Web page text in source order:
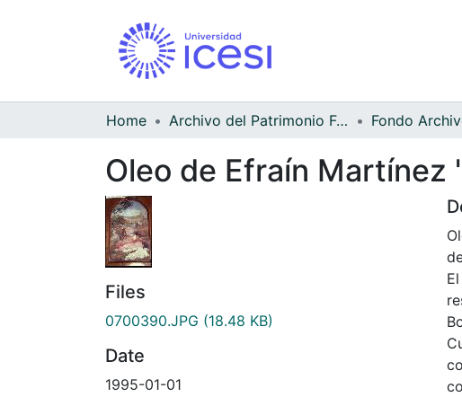
Home Archivo del Patrimonio Fotográfico y Fílmico del Valle del Cauca
Oleo de Efraín Martínez
Files
0700390.JPG (18.48 KB)
Date
1995-01-01